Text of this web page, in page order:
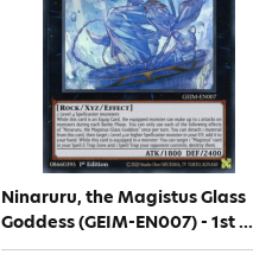
Ninaruru, the Magistus Glass
Goddess (GEIM-EN007) - 1st ...